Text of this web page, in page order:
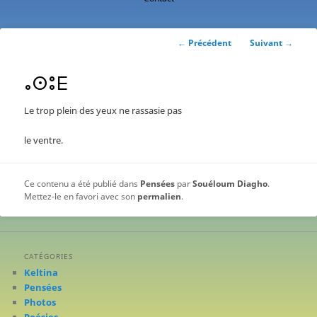
Navigation
← Précédent Suivant →
ⴰⵙⵓⴹ
Le trop plein des yeux ne rassasie pas
le ventre.
Ce contenu a été publié dans Pensées parSouéloum Diagho.
Mettez-le en favori avec son permalien.
CATÉGORIES
Keltina
Pensées
Photos